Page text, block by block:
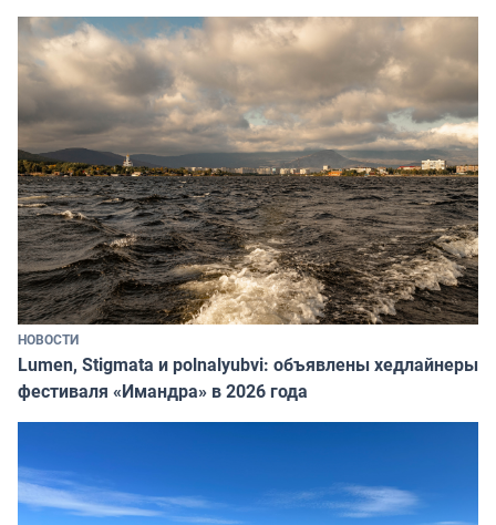
НОВОСТИ
Lumen, Stigmata и polnalyubvi: объявлены хедлайнеры
фестиваля «Имандра» в 2026 года